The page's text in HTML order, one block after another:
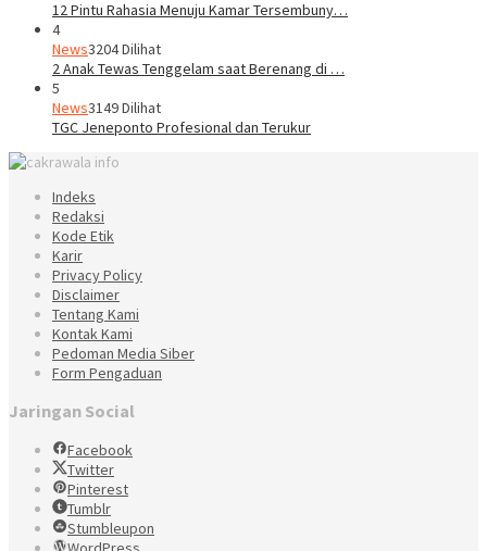
12 Pintu Rahasia Menuju Kamar Tersembuny…
4
News3204 Dilihat
2 Anak Tewas Tenggelam saat Berenang di …
5
News3149 Dilihat
TGC Jeneponto Profesional dan Terukur
Indeks
Redaksi
Kode Etik
Karir
Privacy Policy
Disclaimer
Tentang Kami
Kontak Kami
Pedoman Media Siber
Form Pengaduan
Jaringan Social
Facebook
Twitter
Pinterest
Tumblr
Stumbleupon